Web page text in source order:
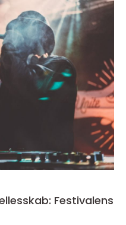
Festivalens